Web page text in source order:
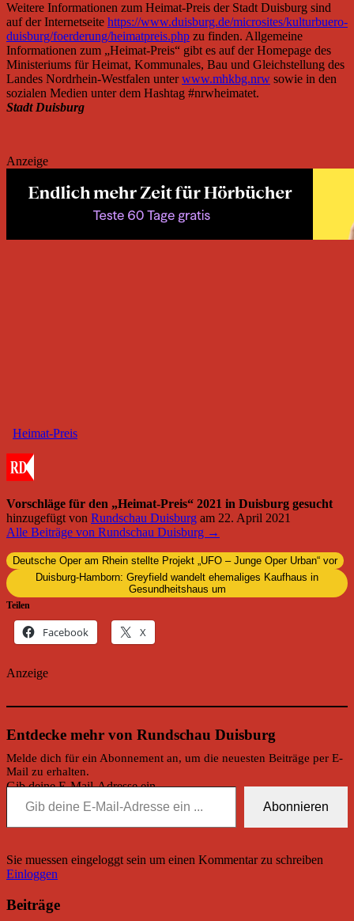
Weitere Informationen zum Heimat-Preis der Stadt Duisburg sind
auf der Internetseite https://www.duisburg.de/microsites/kulturbuero-
duisburg/foerderung/heimatpreis.php zu finden. Allgemeine
Informationen zum „Heimat-Preis“ gibt es auf der Homepage des
Ministeriums für Heimat, Kommunales, Bau und Gleichstellung des
Landes Nordrhein-Westfalen unterwww.mhkbg.nrw sowie in den
sozialen Medien unter dem Hashtag #nrwheimatet.
Stadt Duisburg
Anzeige
Heimat-Preis
Vorschläge für den „Heimat-Preis“ 2021 in Duisburg gesucht
hinzugefügt von Rundschau Duisburg am 22. April 2021
Alle Beiträge von Rundschau Duisburg →
Deutsche Oper am Rhein stellte Projekt „UFO – Junge Oper Urban“ vor
Duisburg-Hamborn: Greyfield wandelt ehemaliges Kaufhaus in
Gesundheitshaus um
Teilen
Facebook X
Anzeige
Entdecke mehr von Rundschau Duisburg
Melde dich für ein Abonnement an, um die neuesten Beiträge per E-
Mail zu erhalten.
Gib deine E-Mail-Adresse ein ...
Abonnieren
Sie muessen eingeloggt sein um einen Kommentar zu schreiben
Einloggen
Beiträge